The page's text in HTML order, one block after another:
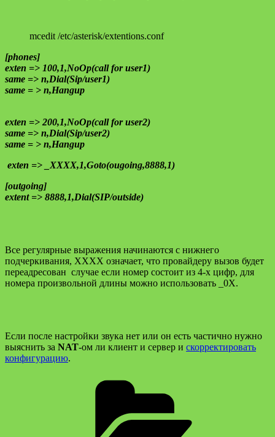
mcedit /etc/asterisk/extentions.conf
[phones]
exten => 100,1,NoOp(call for user1)
same => n,Dial(Sip/user1)
same = > n,Hangup
exten => 200,1,NoOp(call for user2)
same => n,Dial(Sip/user2)
same = > n,Hangup
exten => _XXXX,1,Goto(ougoing,8888,1)
[outgoing]
extent => 8888,1,Dial(SIP/outside)
Все регулярные выражения начинаются с нижнего
подчеркивания, ХХХХ означает, что провайдеру вызов будет
переадресован случае если номер состоит из 4-х цифр, для
номера произвольной длины можно использовать _0X.
Если после настройки звука нет или он есть частично нужно
выяснить за NAT-ом ли клиент и сервер и скорректировать
конфигурацию.